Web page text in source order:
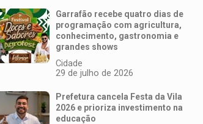
Garrafão recebe quatro dias de
programação com agricultura,
conhecimento, gastronomia e
grandes shows
Cidade
29 de julho de 2026
Prefetura cancela Festa da Vila
2026 e prioriza investimento na
educação